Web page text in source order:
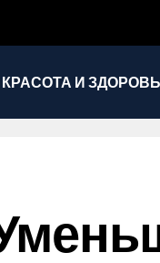
КРАСОТА И